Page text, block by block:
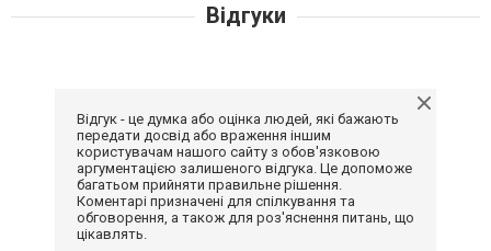
Відгуки
Відгук - це думка або оцінка людей, які бажають
передати досвід або враження іншим
користувачам нашого сайту з обов'язковою
аргументацією залишеного відгука. Це допоможе
багатьом прийняти правильне рішення.
Коментарі призначені для спілкування та
обговорення, а також для роз'яснення питань, що
цікавлять.